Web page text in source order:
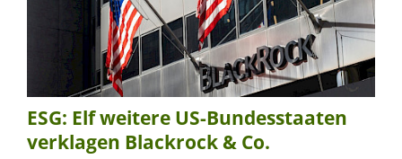
ESG: Elf weitere US-Bundesstaaten
verklagen Blackrock & Co.